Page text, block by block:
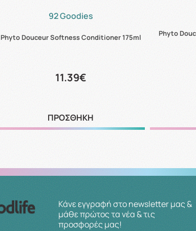
92 Goodies
Phyto Douceur Softness Conditioner 175ml
11.39€
ΠΡΟΣΘΗΚΗ
Phyto
Κάνε εγγραφή στο newsletter μας &
μάθε πρώτος τα νέα & τις
προσφορές μας!